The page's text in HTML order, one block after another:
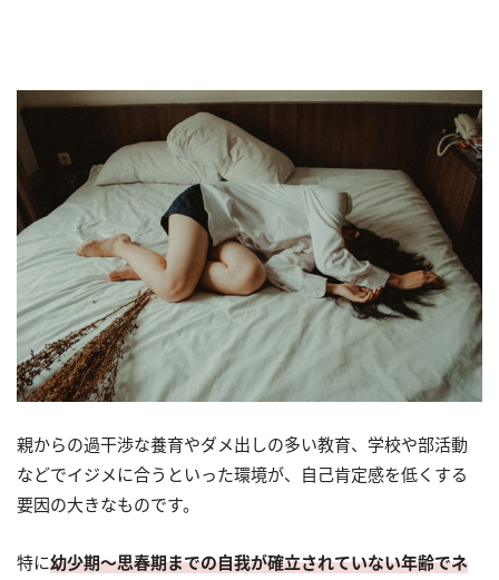
親からの過干渉な養育やダメ出しの多い教育、学校や部活動
などでイジメに合うといった環境が、自己肯定感を低くする
要因の大きなものです。
特に幼少期～思春期までの自我が確立されていない年齢でネ